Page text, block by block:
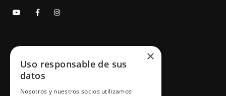
GRUPO ESNECA TV
Inicio
×
Uso responsable de sus
datos
Nosotros y nuestros socios utilizamos